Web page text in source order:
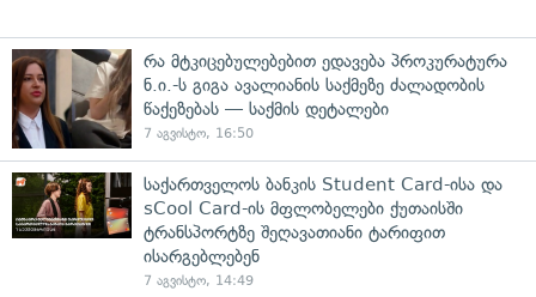
რა მტკიცებულებებით ედავება პროკურატურა
ნ.ი.-ს გიგა ავალიანის საქმეზე ძალადობის
წაქეზებას — საქმის დეტალები
7 აგვისტო, 16:50
საქართველოს ბანკის Student Card-ისა და
sCool Card-ის მფლობელები ქუთაისში
ტრანსპორტზე შეღავათიანი ტარიფით
ისარგებლებენ
7 აგვისტო, 14:49